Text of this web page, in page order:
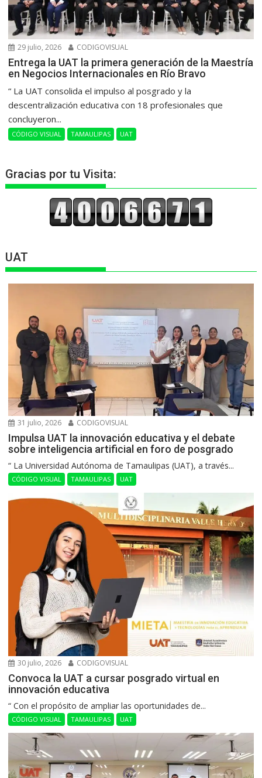
29 julio, 2026 CODIGOVISUAL
Entrega la UAT la primera generación de la Maestría
en Negocios Internacionales en Río Bravo
“ La UAT consolida el impulso al posgrado y la
descentralización educativa con 18 profesionales que
concluyeron...
CÓDIGO VISUAL TAMAULIPAS UAT
Gracias por tu Visita:
UAT
31 julio, 2026 CODIGOVISUAL
Impulsa UAT la innovación educativa y el debate
sobre inteligencia artificial en foro de posgrado
“ La Universidad Autónoma de Tamaulipas (UAT), a través...
CÓDIGO VISUAL TAMAULIPAS UAT
30 julio, 2026 CODIGOVISUAL
Convoca la UAT a cursar posgrado virtual en
innovación educativa
“ Con el propósito de ampliar las oportunidades de...
CÓDIGO VISUAL TAMAULIPAS UAT